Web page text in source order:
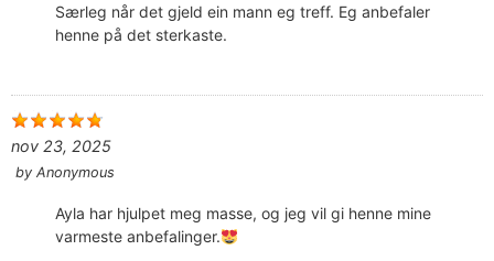
Særleg når det gjeld ein mann eg treff. Eg anbefaler
henne på det sterkaste.
nov 23, 2025
by Anonymous
Ayla har hjulpet meg masse, og jeg vil gi henne mine
varmeste anbefalinger.